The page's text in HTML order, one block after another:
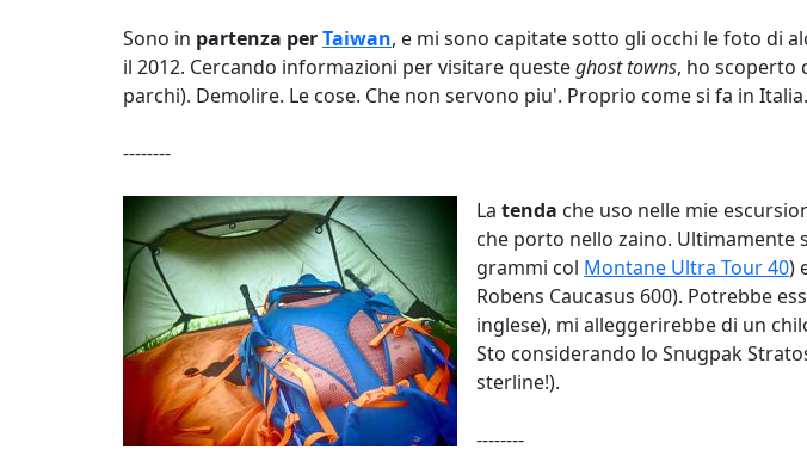
Sono in partenza perTaiwan, e mi sono capitate sotto gli occhi le foto di
il 2012. Cercando informazioni per visitare questeghost towns, ho scoperto
parchi). Demolire. Le cose. Che non servono piu'. Proprio come si fa in
--------
La tenda che uso nelle mie
che porto nello zaino. Ultimamente
grammi col Montane Ultra Tour 40)
Robens Caucasus 600). Potrebbe
inglese), mi alleggerirebbe di un
Sto considerando lo Snugpak
sterline!).
--------